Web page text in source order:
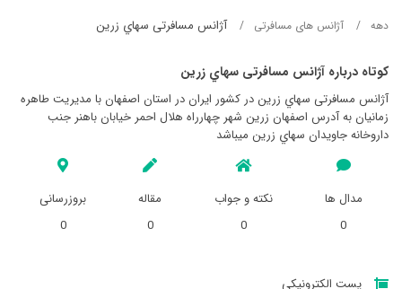
دهه آژانس های مسافرتی آژانس مسافرتی سهاي زرين
کوتاه درباره آژانس مسافرتی سهاي زرين
آژانس مسافرتی سهاي زرين در کشور ایران در استان اصفهان با مدیریت طاهره
زمانیان به آدرس اصفهان زرين شهر چهارراه هلال احمر خيابان باهنر جنب
داروخانه جاويدان سهاي زرين میباشد
مدال ها
0
نکته و جواب
0
مقاله
0
بروزرسانی
0
پست الکترونیکی